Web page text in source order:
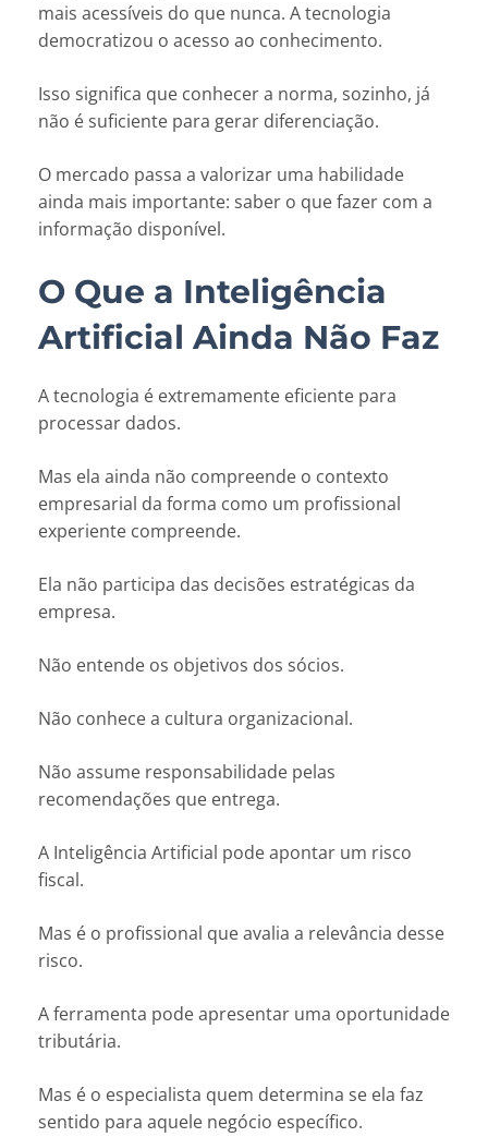
mais acessíveis do que nunca. A tecnologia
democratizou o acesso ao conhecimento.
Isso significa que conhecer a norma, sozinho, já
não é suficiente para gerar diferenciação.
O mercado passa a valorizar uma habilidade
ainda mais importante: saber o que fazer com a
informação disponível.
O Que a Inteligência
Artificial Ainda Não Faz
A tecnologia é extremamente eficiente para
processar dados.
Mas ela ainda não compreende o contexto
empresarial da forma como um profissional
experiente compreende.
Ela não participa das decisões estratégicas da
empresa.
Não entende os objetivos dos sócios.
Não conhece a cultura organizacional.
Não assume responsabilidade pelas
recomendações que entrega.
A Inteligência Artificial pode apontar um risco
fiscal.
Mas é o profissional que avalia a relevância desse
risco.
A ferramenta pode apresentar uma oportunidade
tributária.
Mas é o especialista quem determina se ela faz
sentido para aquele negócio específico.